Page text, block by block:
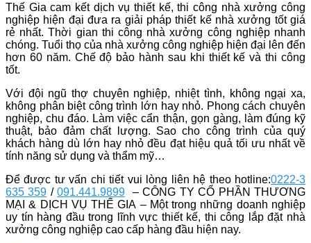
Thế Gia cam kết dịch vụ thiết kế, thi công nhà xưởng công
nghiệp hiện đại đưa ra giải pháp thiết kế nhà xưởng tốt giá
rẻ nhất. Thời gian thi công nhà xưởng công nghiệp nhanh
chóng. Tuổi thọ của nhà xưởng công nghiệp hiện đại lên đến
hơn 60 năm. Chế độ bảo hành sau khi thiết kế và thi công
tốt.
Với đội ngũ thợ chuyên nghiệp, nhiệt tình, không ngại xa,
không phân biệt công trình lớn hay nhỏ. Phong cách chuyên
nghiệp, chu đáo. Làm việc cẩn thận, gọn gàng, làm đúng kỹ
thuật, bảo đảm chất lượng. Sao cho công trình của quý
khách hàng dù lớn hay nhỏ đều đạt hiệu quả tối ưu nhất về
tính năng sử dụng và thẩm mỹ…
Để được tư vấn chi tiết vui lòng liên hệ theo hotline:0222-3
635 359 /091.441.9899 – CÔNG TY CỔ PHẦN THƯƠNG
MẠI & DỊCH VỤ THẾ GIA – Một trong những doanh nghiệp
uy tín hàng đầu trong lĩnh vực thiết kế, thi công lắp đặt nhà
xưởng công nghiệp cao cấp hàng đầu hiện nay.